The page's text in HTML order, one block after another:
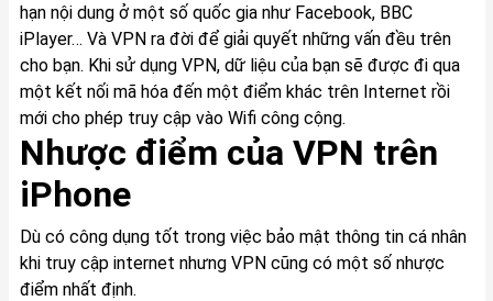
hạn nội dung ở một số quốc gia như Facebook, BBC
iPlayer… Và VPN ra đời để giải quyết những vấn đều trên
cho bạn. Khi sử dụng VPN, dữ liệu của bạn sẽ được đi qua
một kết nối mã hóa đến một điểm khác trên Internet rồi
mới cho phép truy cập vào Wifi công cộng.
Nhược điểm của VPN trên
iPhone
Dù có công dụng tốt trong việc bảo mật thông tin cá nhân
khi truy cập internet nhưng VPN cũng có một số nhược
điểm nhất định.